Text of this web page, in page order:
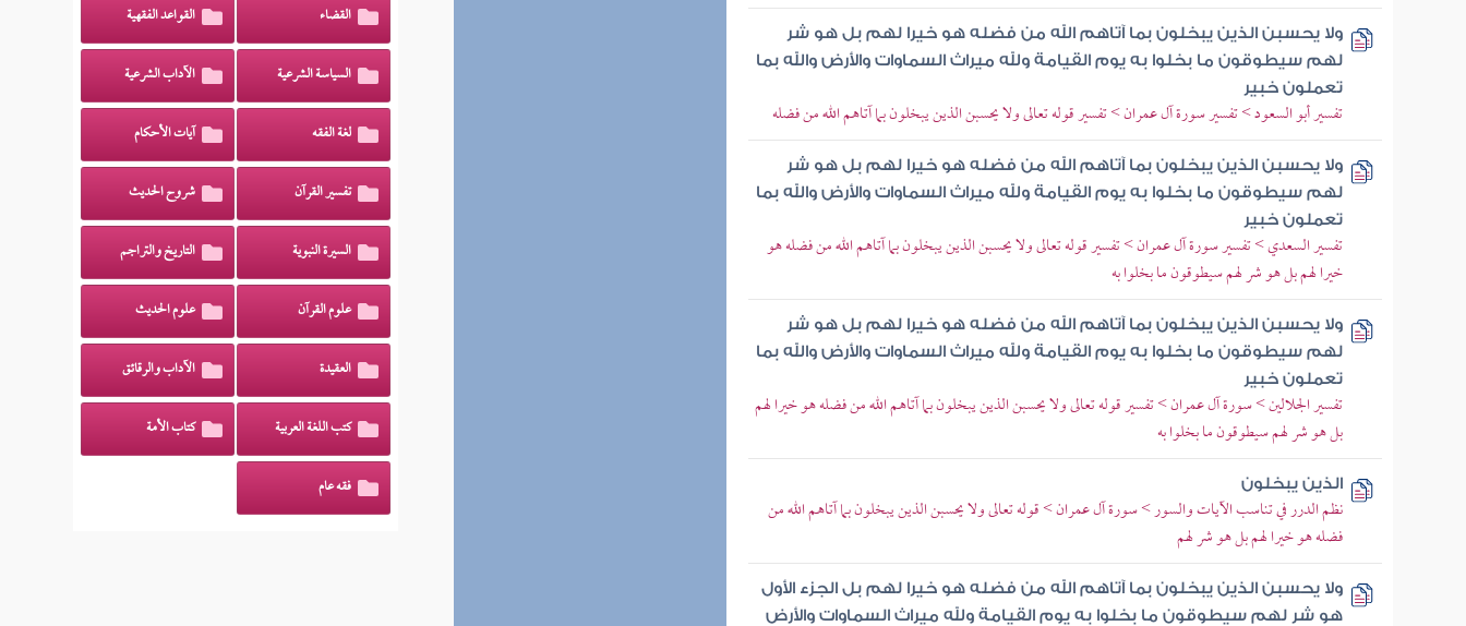
ولا يحسبن الذين يبخلون بما آتاهم الله من فضله هو خيرا لهم بل هو شر
لهم سيطوقون ما بخلوا به يوم القيامة ولله ميراث السماوات والأرض والله بما
تعملون خبير
تفسير أبو السعود > تفسير سورة آل عمران > تفسير قوله تعالى ولا يحسبن الذين يبخلون بما آتاهم الله من فضله
ولا يحسبن الذين يبخلون بما آتاهم الله من فضله هو خيرا لهم بل هو شر
لهم سيطوقون ما بخلوا به يوم القيامة ولله ميراث السماوات والأرض والله بما
تعملون خبير
تفسير السعدي > تفسير سورة آل عمران > تفسير قوله تعالى ولا يحسبن الذين يبخلون بما آتاهم الله من فضله هو
خيرا لهم بل هو شر لهم سيطوقون ما بخلوا به
ولا يحسبن الذين يبخلون بما آتاهم الله من فضله هو خيرا لهم بل هو شر
لهم سيطوقون ما بخلوا به يوم القيامة ولله ميراث السماوات والأرض والله بما
تعملون خبير
تفسير الجلالين > سورة آل عمران > تفسير قوله تعالى ولا يحسبن الذين يبخلون بما آتاهم الله من فضله هو خيرا لهم
بل هو شر لهم سيطوقون ما بخلوا به
الذين يبخلون
نظم الدرر في تناسب الآيات والسور > سورة آل عمران > قوله تعالى ولا يحسبن الذين يبخلون بما آتاهم الله من
فضله هو خيرا لهم بل هو شر لهم
ولا يحسبن الذين يبخلون بما آتاهم الله من فضله هو خيرا لهم بل الجزء الأول
هو شر لهم سيطوقون ما بخلوا به يوم القيامة ولله ميراث السماوات والأرض
القضاء القواعد الفقهية
السياسة الشرعية الآداب الشرعية
لغة الفقه آيات الأحكام
تفسير القرآن شروح الحديث
السيرة النبوية التاريخ والتراجم
علوم القرآن علوم الحديث
العقيدة الآداب والرقائق
كتب اللغة العربية كتاب الأمة
فقه عام